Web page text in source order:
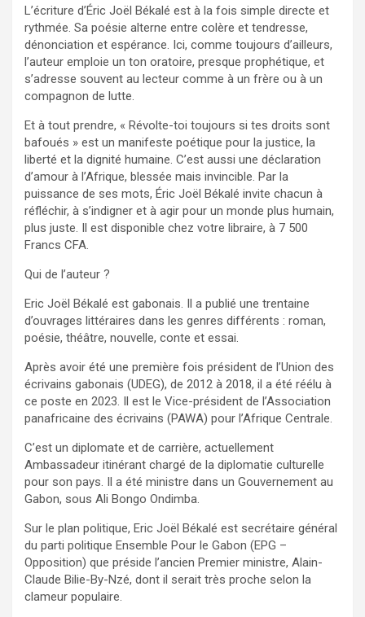
L’écriture d’Éric Joël Békalé est à la fois simple directe et
rythmée. Sa poésie alterne entre colère et tendresse,
dénonciation et espérance. Ici, comme toujours d’ailleurs,
l’auteur emploie un ton oratoire, presque prophétique, et
s’adresse souvent au lecteur comme à un frère ou à un
compagnon de lutte.
Et à tout prendre, « Révolte-toi toujours si tes droits sont
bafoués » est un manifeste poétique pour la justice, la
liberté et la dignité humaine. C’est aussi une déclaration
d’amour à l’Afrique, blessée mais invincible. Par la
puissance de ses mots, Éric Joël Békalé invite chacun à
réfléchir, à s’indigner et à agir pour un monde plus humain,
plus juste. Il est disponible chez votre libraire, à 7 500
Francs CFA.
Qui de l’auteur ?
Eric Joël Békalé est gabonais. Il a publié une trentaine
d’ouvrages littéraires dans les genres différents : roman,
poésie, théâtre, nouvelle, conte et essai.
Après avoir été une première fois président de l’Union des
écrivains gabonais (UDEG), de 2012 à 2018, il a été réélu à
ce poste en 2023. Il est le Vice-président de l’Association
panafricaine des écrivains (PAWA) pour l’Afrique Centrale.
C’est un diplomate et de carrière, actuellement
Ambassadeur itinérant chargé de la diplomatie culturelle
pour son pays. Il a été ministre dans un Gouvernement au
Gabon, sous Ali Bongo Ondimba.
Sur le plan politique, Eric Joël Békalé est secrétaire général
du parti politique Ensemble Pour le Gabon (EPG –
Opposition) que préside l’ancien Premier ministre, Alain-
Claude Bilie-By-Nzé, dont il serait très proche selon la
clameur populaire.